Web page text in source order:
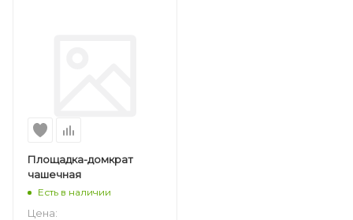
Площадка-домкрат
чашечная
Есть в наличии
Цена: